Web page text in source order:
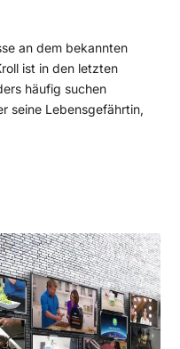
an dem bekannten
ist in den letzten
häufig suchen
seine Lebensgefährtin,